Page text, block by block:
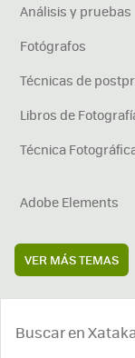
Análisis y pruebas
Fotógrafos
Técnicas de
Libros de
Técnica
Adobe Elements
VER MÁS TEMAS